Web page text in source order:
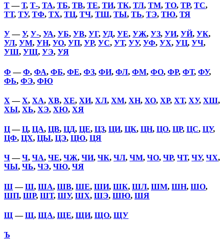
Т—Т, Т-, ТА, ТБ, ТВ, ТЕ, ТИ, ТК, ТЛ, ТМ, ТО, ТР, ТС,
ТТ, ТУ, ТФ, ТХ, ТЦ, ТЧ, ТШ, ТЫ, ТЬ, ТЭ, ТЮ, ТЯ
У—У, У-, УА, УБ, УВ, УГ, УД, УЕ, УЖ, УЗ, УИ, УЙ, УК,
УЛ, УМ, УН, УО, УП, УР, УС, УТ, УУ, УФ, УХ, УЦ, УЧ,
УШ, УЩ, УЭ, УЯ
Ф —Ф, ФА, ФБ, ФЕ, ФЗ, ФИ, ФЛ, ФМ, ФО, ФР, ФТ, ФУ,
ФЬ, ФЭ, ФЮ
Х —Х, ХА, ХВ, ХЕ, ХИ, ХЛ, ХМ, ХН, ХО, ХР, ХТ, ХУ, ХШ,
ХЫ, ХЬ, ХЭ, ХЮ, ХЯ
Ц—Ц, ЦА, ЦВ, ЦД, ЦЕ, ЦЗ, ЦИ, ЦК, ЦН, ЦО, ЦР, ЦС, ЦУ,
ЦФ, ЦХ, ЦЫ, ЦЭ, ЦЮ, ЦЯ
Ч—Ч, ЧА, ЧЕ, ЧЖ, ЧИ, ЧК, ЧЛ, ЧМ, ЧО, ЧР, ЧТ, ЧУ, ЧХ,
ЧЫ, ЧЬ, ЧЭ, ЧЮ, ЧЯ
Ш—Ш, ША, ШВ, ШЕ, ШИ, ШК, ШЛ, ШМ, ШН, ШО,
ШП, ШР, ШТ, ШУ, ШХ, ШЭ, ШЮ, ШЯ
Щ —Щ, ЩА, ЩЕ, ЩИ, ЩО, ЩУ
Ъ